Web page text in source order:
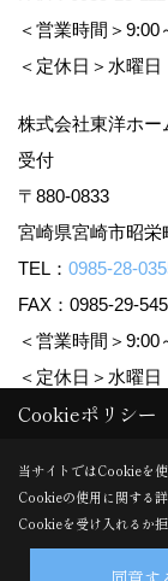
＜営業時間＞
＜定休日＞水曜日
株式会社東洋ホ
受付
〒880-0833
宮崎県宮崎市昭
TEL： 0985-28-
FAX：0985-29-
＜営業時間＞
＜定休日＞水曜日
Copyright (c) TOYO
Produced byゴデス
Cookieポリシー
当サイトではCookieを使
Cookieの使用に関する
Cookieを受け入れるか